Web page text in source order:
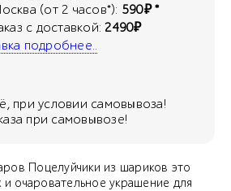
(от 2 часов*): 590₽ *
с доставкой:2490₽
подробнее..
при условии самовывоза!
при самовывозе!
Поцелуйчики из шариков это
очаровательное украшение для